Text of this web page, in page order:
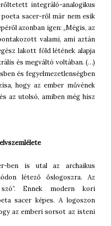
integráló-analogikus
sacer-ről már nem esik
azonban igen: „Mégis, az
valami, ami aztán
lakott föld létének alapja
és megváltó voltában. (…)
és fegyelmezetlenségben
hogy az ember művének
az utolsó, amiben még hisz
ben is utal az archaikus
létező őslogoszra. Az
Ennek modern kori
sacer képes. A logoszon
az emberi sorsot az isteni